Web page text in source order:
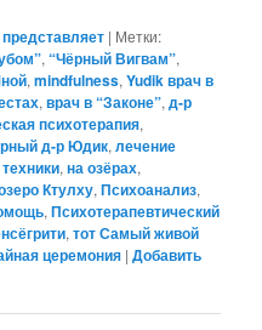
| Метки:
,“Чёрный Вигвам”,
,mindfulness,Yudik врач в
,врач в “Законе”,д-р
психотерапия,
д-р Юдик,лечение
,на озёрах,
Ктулху,Психоанализ,
,Психотерапевтический
,тот Самый живой
церемония |Добавить